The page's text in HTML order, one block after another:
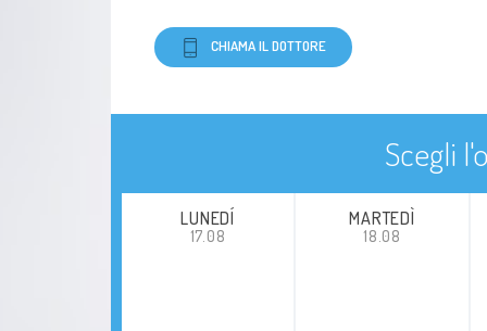
CHIAMA IL DOTTORE
Scegli
LUNEDÍ
17.08
MARTEDÌ
18.08